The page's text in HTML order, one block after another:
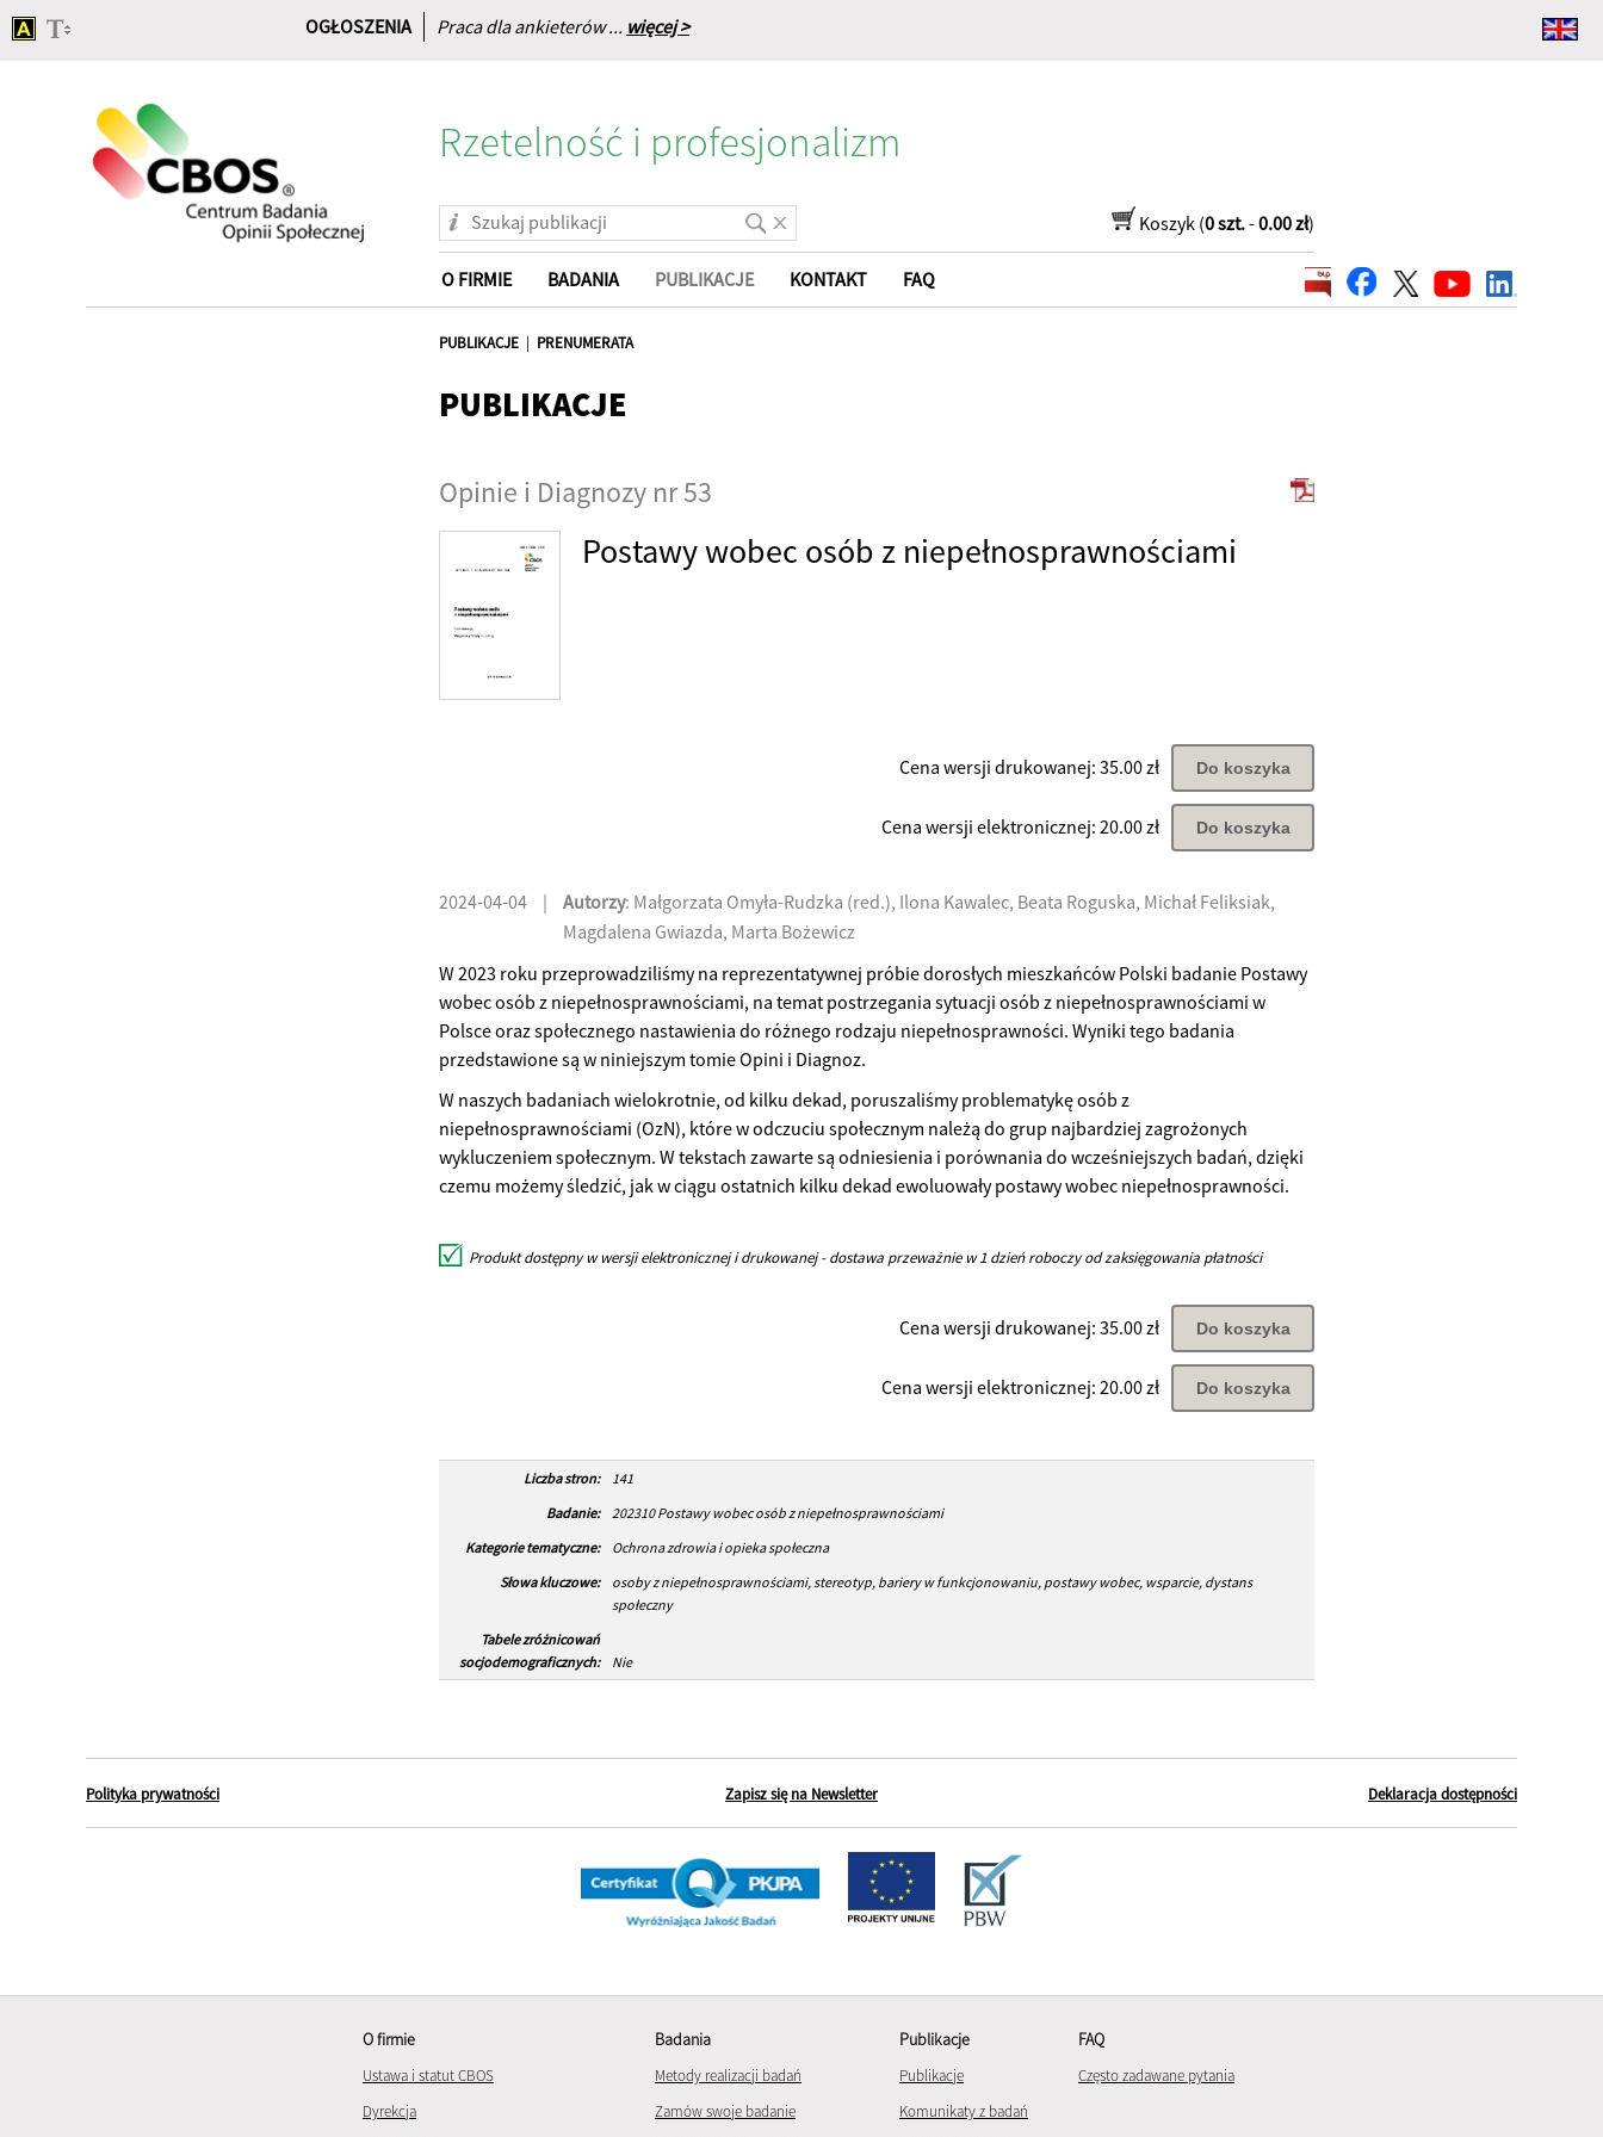
OGŁOSZENIA Praca dla ankieterów ... więcej >
główna
Rzetelność i profesjonalizm
Koszyk (0 szt.-0.00 zł)
O FIRMIE BADANIA PUBLIKACJE KONTAKT FAQ
PUBLIKACJE | PRENUMERATA
PUBLIKACJE
Opinie i Diagnozy nr 53
Postawy wobec osób z niepełnosprawnościami
Cena wersji drukowanej: 35.00 zł Do koszyka
Cena wersji elektronicznej: 20.00 zł Do koszyka
2024-04-04 | Autorzy: Małgorzata Omyła-Rudzka (red.), Ilona Kawalec, Beata Roguska, Michał Feliksiak,
Magdalena Gwiazda, Marta Bożewicz
W 2023 roku przeprowadziliśmy na reprezentatywnej próbie dorosłych mieszkańców Polski badanie Postawy
wobec osób z niepełnosprawnościami, na temat postrzegania sytuacji osób z niepełnosprawnościami w
Polsce oraz społecznego nastawienia do różnego rodzaju niepełnosprawności. Wyniki tego badania
przedstawione są w niniejszym tomie Opini i Diagnoz.
W naszych badaniach wielokrotnie, od kilku dekad, poruszaliśmy problematykę osób z
niepełnosprawnościami (OzN), które w odczuciu społecznym należą do grup najbardziej zagrożonych
wykluczeniem społecznym. W tekstach zawarte są odniesienia i porównania do wcześniejszych badań, dzięki
czemu możemy śledzić, jak w ciągu ostatnich kilku dekad ewoluowały postawy wobec niepełnosprawności.
Produkt dostępny w wersji elektronicznej i drukowanej - dostawa przeważnie w 1 dzień roboczy od zaksięgowania płatności
Cena wersji drukowanej: 35.00 zł Do koszyka
Cena wersji elektronicznej: 20.00 zł Do koszyka
Liczba stron:
141
Badanie:
202310 Postawy wobec osób z niepełnosprawnościami
Kategorie tematyczne:
Ochrona zdrowia i opieka społeczna
Słowa kluczowe:
osoby z niepełnosprawnościami, stereotyp, bariery w funkcjonowaniu, postawy wobec, wsparcie, dystans
społeczny
Tabele zróżnicowań
socjodemograficznych:
Nie
Polityka prywatności Zapisz się na Newsletter Deklaracja dostępności
O firmie
Ustawa i statut CBOS
Dyrekcja
Badania
Metody realizacji badań
Zamów swoje badanie
Publikacje
Publikacje
Komunikaty z badań
FAQ
Często zadawane pytania